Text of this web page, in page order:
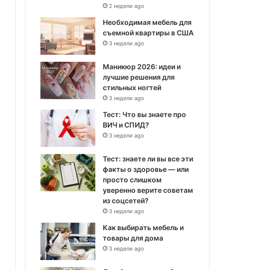
2 недели ago
Необходимая мебель для
съемной квартиры в США
3 недели ago
Маникюр 2026: идеи и
лучшие решения для
стильных ногтей
3 недели ago
Тест: Что вы знаете про
ВИЧ и СПИД?
3 недели ago
Тест: знаете ли вы все эти
факты о здоровье — или
просто слишком
уверенно верите советам
из соцсетей?
3 недели ago
Как выбирать мебель и
товары для дома
3 недели ago